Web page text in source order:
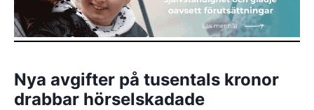
Nya avgifter på tusentals kronor
drabbar hörselskadade